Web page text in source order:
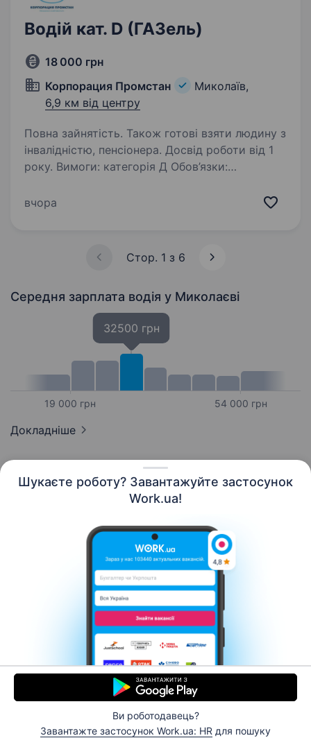
Шукаєте роботу? Завантажуйте застосунок
Work.ua!
Ви роботодавець?
Завантажте застосунок Work.ua: HR для пошуку
Водій кат. D (ГАЗель)
18 000 грн
Корпорация Промстан
Миколаїв,
6,9 км від центру
Повна зайнятість. Також готові взяти людину з
інвалідністю, пенсіонера. Досвід роботи від 1
року. Вимоги: категорія Д Обов’язки:
вчора
Стор. 1 з 6
Середня зарплата водія у Миколаєві
19 000 грн
32500 грн
54 000 грн
Докладніше
Контакти Про нас
Кар’єра
Допомога Умови використання
© 2006–2026 Work.ua. Сервіс пошуку роботи №1 в